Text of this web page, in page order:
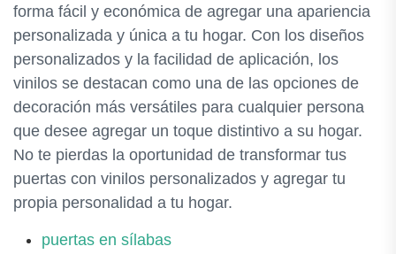
forma fácil y económica de agregar una apariencia
personalizada y única a tu hogar. Con los diseños
personalizados y la facilidad de aplicación, los
vinilos se destacan como una de las opciones de
decoración más versátiles para cualquier persona
que desee agregar un toque distintivo a su hogar.
No te pierdas la oportunidad de transformar tus
puertas con vinilos personalizados y agregar tu
propia personalidad a tu hogar.
puertas en sílabas